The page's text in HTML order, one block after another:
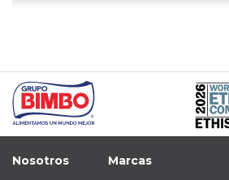
Nosotros Marcas